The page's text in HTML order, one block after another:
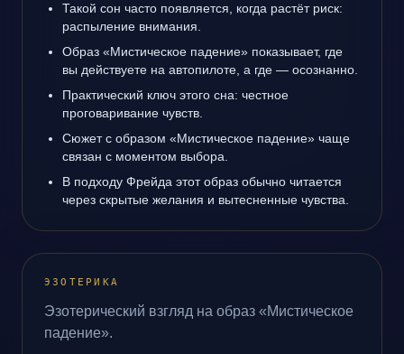
Такой сон часто появляется, когда растёт риск:
распыление внимания.
Образ «Мистическое падение» показывает, где
вы действуете на автопилоте, а где — осознанно.
Практический ключ этого сна: честное
проговаривание чувств.
Сюжет с образом «Мистическое падение» чаще
связан с моментом выбора.
В подходу Фрейда этот образ обычно читается
через скрытые желания и вытесненные чувства.
ЭЗОТЕРИКА
Эзотерический взгляд на образ «Мистическое
падение».